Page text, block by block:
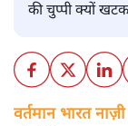
की चुप्पी क्यों
वर्तमान भारत